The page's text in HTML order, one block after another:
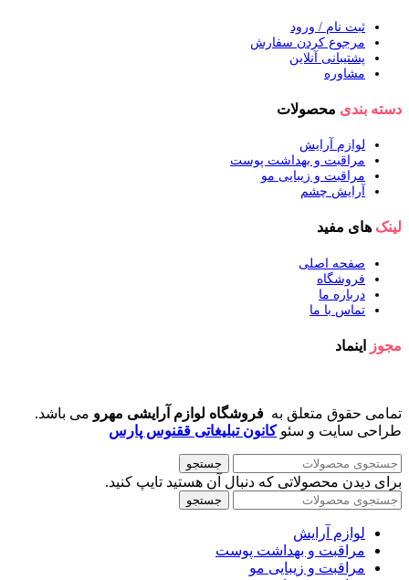
ثبت نام / ورود
مرجوع کردن سفارش
پشتیبانی آنلاین
مشاوره
دسته بندی محصولات
لوازم آرایش
مراقبت و بهداشت پوست
مراقبت و زیبایی مو
آرایش چشم
لینک های مفید
صفحه اصلی
فروشگاه
درباره ما
تماس با ما
مجوز اینماد
تمامی حقوق متعلق به فروشگاه لوازم آرایشی مهرو می باشد.
طراحی سایت و سئوکانون تبلیغاتی ققنوس پارس
جستجو
برای دیدن محصولاتی که دنبال آن هستید تایپ کنید.
جستجو
لوازم آرایش
مراقبت و بهداشت پوست
مراقبت و زیبایی مو